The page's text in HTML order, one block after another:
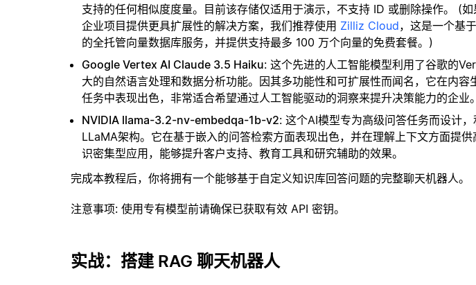
支持的任何相似度度量。目前该存储仅适用于演示，不支持 ID 或删除操作。 (
企业项目提供更具扩展性的解决方案，我们推荐使用 Zilliz Cloud，这是一个基
的全托管向量数据库服务，并提供支持最多 100 万个向量的免费套餐。)
Google Vertex AI Claude 3.5 Haiku: 这个先进的人工智能模型利用了谷歌的
大的自然语言处理和数据分析功能。因其多功能性和可扩展性而闻名，它在内容
任务中表现出色，非常适合希望通过人工智能驱动的洞察来提升决策能力的企业。
NVIDIA llama-3.2-nv-embedqa-1b-v2: 这个AI模型专为高级问答任务而设计
LLaMA架构。它在基于嵌入的问答检索方面表现出色，并在理解上下文方面提
识密集型应用，能够提升客户支持、教育工具和研究辅助的效果。
完成本教程后，你将拥有一个能够基于自定义知识库回答问题的完整聊天机器人。
注意事项: 使用专有模型前请确保已获取有效 API 密钥。
实战：搭建 RAG 聊天机器人